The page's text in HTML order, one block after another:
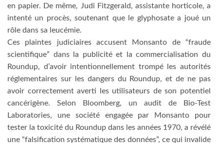
en papier. De même, Judi Fitzgerald, assistante horticole, a
intenté un procès, soutenant que le glyphosate a joué un
rôle dans sa leucémie.
Ces plaintes judiciaires accusent Monsanto de “fraude
scientifique” dans la publicité et la commercialisation du
Roundup, d’avoir intentionnellement trompé les autorités
réglementaires sur les dangers du Roundup, et de ne pas
avoir correctement averti les utilisateurs de son potentiel
cancérigène. Selon Bloomberg, un audit de Bio-Test
Laboratories, une société engagée par Monsanto pour
tester la toxicité du Roundup dans les années 1970, a révélé
une “falsification systématique des données”, ce qui invalide